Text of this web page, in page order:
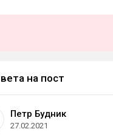
на пост
Петр Будник
27.02.2021